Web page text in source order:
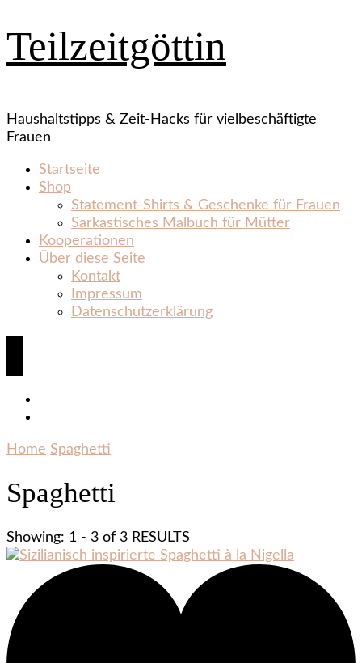
Teilzeitgöttin
Haushaltstipps & Zeit‑Hacks für vielbeschäftigte
Frauen
Startseite
Shop
Statement‑Shirts & Geschenke für Frauen
Sarkastisches Malbuch für Mütter
Kooperationen
Über diese Seite
Kontakt
Impressum
Datenschutzerklärung
Home Spaghetti
Spaghetti
Showing: 1 - 3 of 3 RESULTS